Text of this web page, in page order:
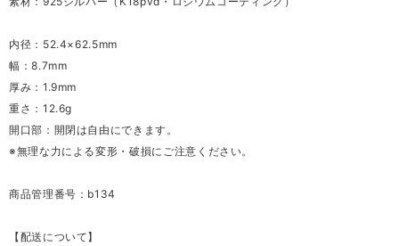
内径：52.4×62.5mm
幅：8.7mm
厚み：1.9mm
重さ：12.6g
開口部：開閉は自由にできます。
※無理な力による変形・破損にご注意ください。
商品管理番号：b134
【配送について】